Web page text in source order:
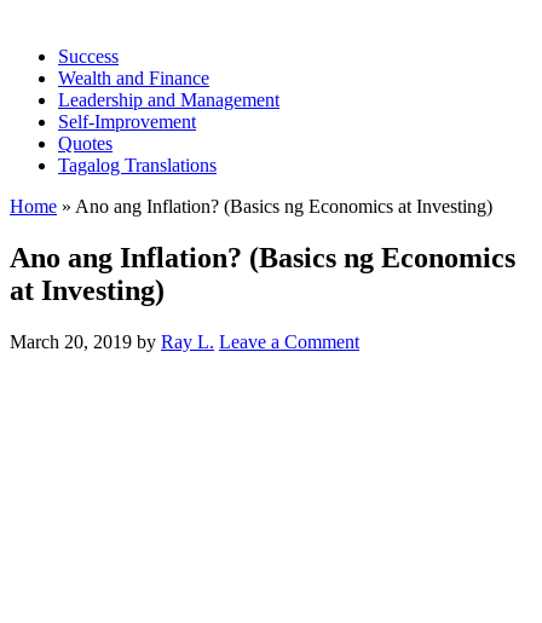
Success
Wealth and Finance
Leadership and Management
Self-Improvement
Quotes
Tagalog Translations
Home » Ano ang Inflation? (Basics ng Economics at Investing)
Ano ang Inflation? (Basics ng Economics
at Investing)
March 20, 2019 by Ray L. Leave a Comment